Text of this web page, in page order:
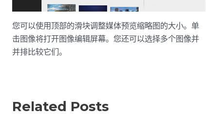
您可以使用顶部的滑块调整媒体预览缩略图的大小。单
击图像将打开图像编辑屏幕。您还可以选择多个图像并
并排比较它们。
Related Posts